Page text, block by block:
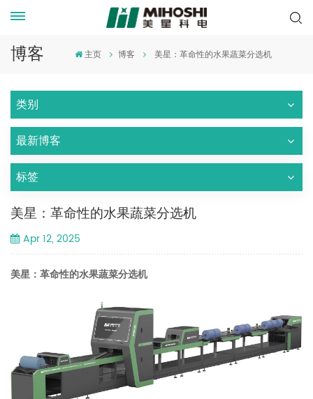
博客 主页 博客 美星：革命性的水果蔬菜分选机
类别
最新博客
标签
美星：革命性的水果蔬菜分选机
Apr 12, 2025
美星：革命性的水果蔬菜分选机